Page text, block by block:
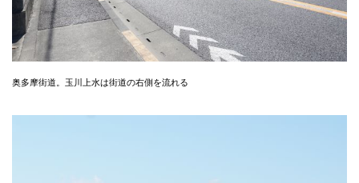
奥多摩街道。玉川上水は街道の右側を流れる